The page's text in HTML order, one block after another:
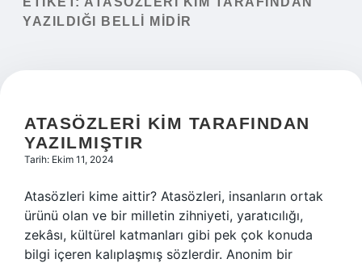
YAZILDIĞI BELLI MIDIR
ATASÖZLERI KIM TARAFINDAN
YAZILMIŞTIR
Tarih: Ekim 11, 2024
Atasözleri kime aittir? Atasözleri, insanların ortak
ürünü olan ve bir milletin zihniyeti, yaratıcılığı,
zekâsı, kültürel katmanları gibi pek çok konuda
bilgi içeren kalıplaşmış sözlerdir. Anonim bir